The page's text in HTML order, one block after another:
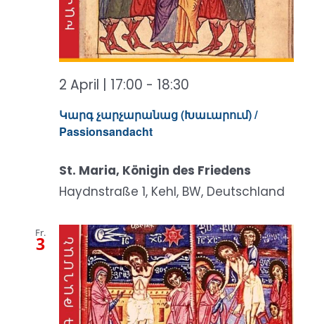
Կարգ չարչարանաց (Խաւարում) /
Passionsandacht
2 April | 17:00 - 18:30
St. Maria, Königin des Friedens
Haydnstraße 1, Kehl, BW, Deutschland
Fr.
3